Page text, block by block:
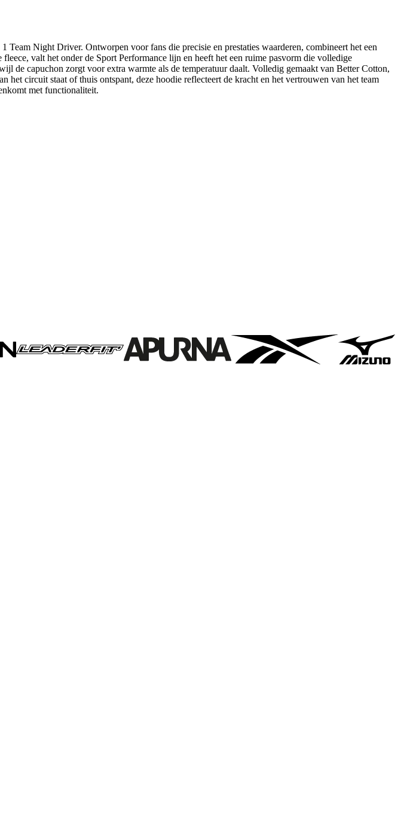
Night Driver. Ontworpen voor fans die precisie en prestaties waarderen, combineert het een
valt het onder de Sport Performance lijn en heeft het een ruime pasvorm die volledige
de capuchon zorgt voor extra warmte als de temperatuur daalt. Volledig gemaakt van Better Cotton,
circuit staat of thuis ontspant, deze hoodie reflecteert de kracht en het vertrouwen van het team
met functionaliteit.